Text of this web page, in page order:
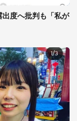
度へ批判も「私が